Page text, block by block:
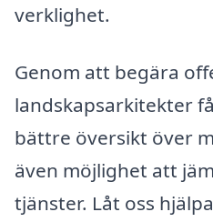
verklighet.
Genom att begära
landskapsarkitekter
bättre översikt över
även möjlighet att
tjänster. Låt oss